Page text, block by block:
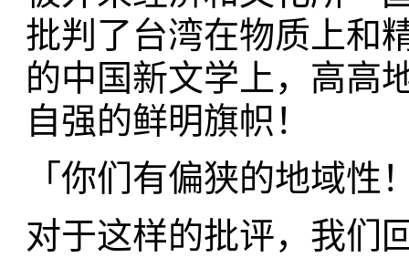
批判了台湾在物质上和
的中国新文学上，高高
自强的鲜明旗帜！
「你们有偏狭的地域性
对于这样的批评，我们